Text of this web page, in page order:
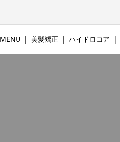
MENU 美髪矯正 ハイドロコア